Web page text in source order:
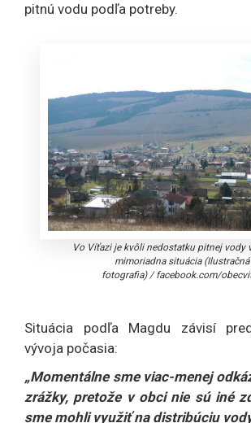
pitnú vodu podľa potreby.
Vo Víťazi je kvôli nedostatku pitnej vody
mimoriadna situácia (Ilustračná
fotografia)/facebook.com/
Situácia podľa Magdu závisí
vývoja počasia:
„Momentálne sme viac-menej
zrážky, pretože v obci nie sú iné
sme mohli využiť na distribúciu